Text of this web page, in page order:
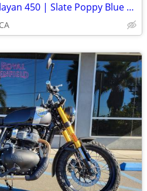
2026 Royal Enfield Himalayan 450 | Slate Poppy Blue | At Moto Forza!